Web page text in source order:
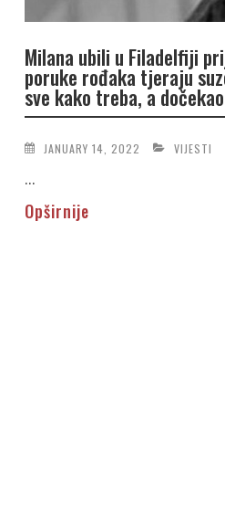
Milana ubili u Filadelfiji
poruke rođaka tjeraju
sve kako treba, a
JANUARY 14, 2022 VIJESTI
...
Opširnije